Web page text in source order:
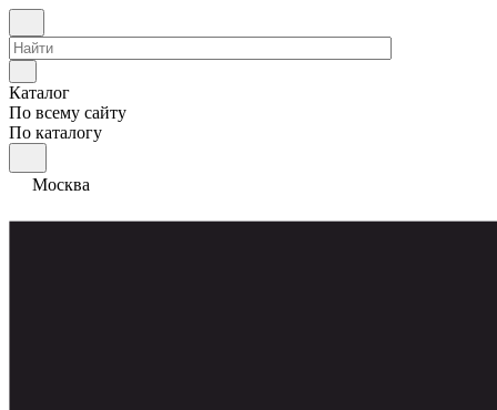
Каталог
По всему сайту
По каталогу
Москва